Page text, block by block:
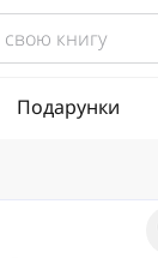
Подарунки